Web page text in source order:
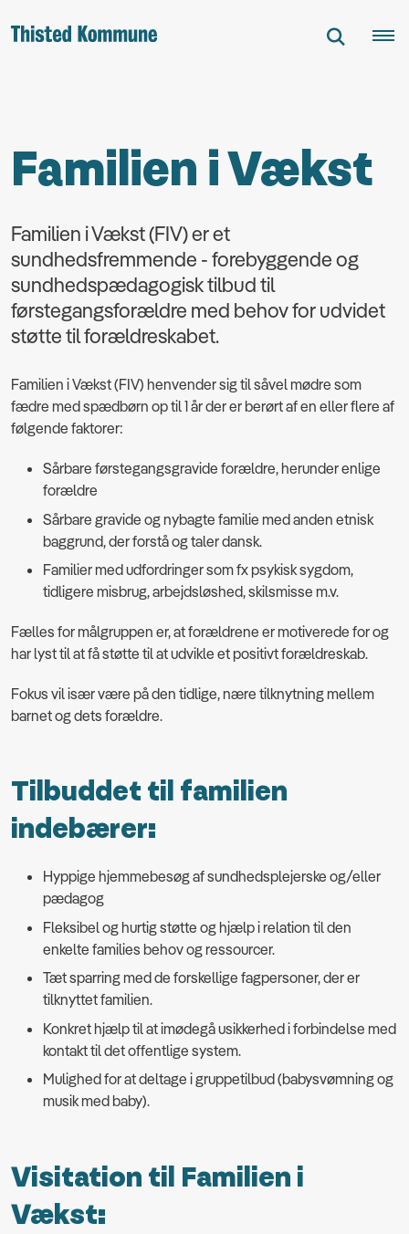
Familien i Vækst
Familien i Vækst (FIV) er et
sundhedsfremmende - forebyggende og
sundhedspædagogisk tilbud til
førstegangsforældre med behov for udvidet
støtte til forældreskabet.
Familien i Vækst (FIV) henvender sig til såvel mødre som
fædre med spædbørn op til 1 år der er berørt af en eller flere af
følgende faktorer:
Sårbare førstegangsgravide forældre, herunder enlige
forældre
Sårbare gravide og nybagte familie med anden etnisk
baggrund, der forstå og taler dansk.
Familier med udfordringer som fx psykisk sygdom,
tidligere misbrug, arbejdsløshed, skilsmisse m.v.
Fælles for målgruppen er, at forældrene er motiverede for og
har lyst til at få støtte til at udvikle et positivt forældreskab.
Fokus vil især være på den tidlige, nære tilknytning mellem
barnet og dets forældre.
Tilbuddet til familien
indebærer:
Hyppige hjemmebesøg af sundhedsplejerske og/eller
pædagog
Fleksibel og hurtig støtte og hjælp i relation til den
enkelte families behov og ressourcer.
Tæt sparring med de forskellige fagpersoner, der er
tilknyttet familien.
Konkret hjælp til at imødegå usikkerhed i forbindelse med
kontakt til det offentlige system.
Mulighed for at deltage i gruppetilbud (babysvømning og
musik med baby).
Visitation til Familien i
Vækst: